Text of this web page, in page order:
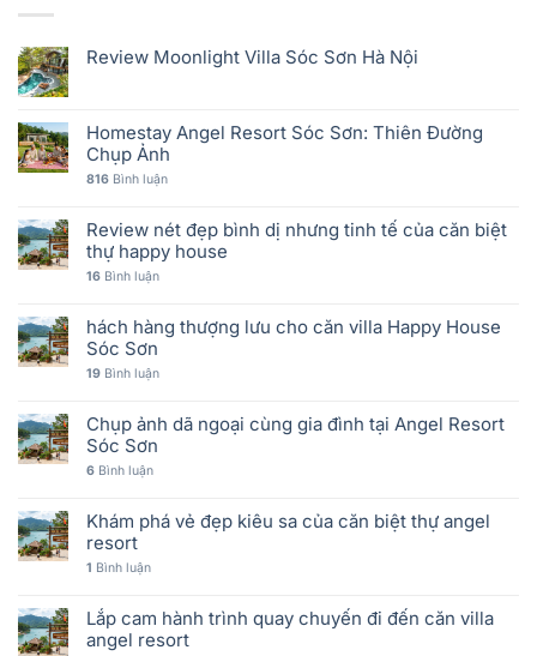
Review Moonlight Villa Sóc Sơn Hà Nội
Homestay Angel Resort Sóc Sơn: Thiên Đường
Chụp Ảnh
816 Bình luận
Review nét đẹp bình dị nhưng tinh tế của căn biệt
thự happy house
16 Bình luận
hách hàng thượng lưu cho căn villa Happy House
Sóc Sơn
19 Bình luận
Chụp ảnh dã ngoại cùng gia đình tại Angel Resort
Sóc Sơn
6 Bình luận
Khám phá vẻ đẹp kiêu sa của căn biệt thự angel
resort
1 Bình luận
Lắp cam hành trình quay chuyến đi đến căn villa
angel resort